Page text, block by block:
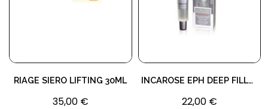
RIAGE SIERO LIFTING 30ML
35,00 €
INCAROSE EPH DEEP FILLER
22,00 €